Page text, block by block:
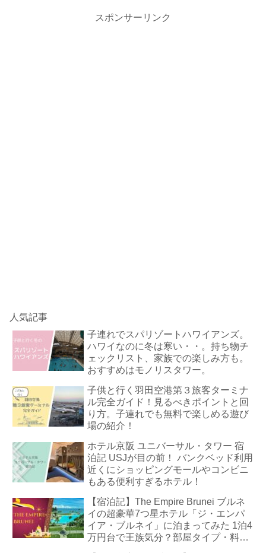
スポンサーリンク
人気記事
子連れでスパリゾートハワイアンズ。
ハワイなのに冬は寒い・・。持ち物チ
ェックリスト、家族での楽しみ方も。
おすすめはモノリスタワー。
子供と行く羽田空港第３旅客ターミナ
ル完全ガイド！見るべきポイントと回
り方。子連れでも無料で楽しめる遊び
場の紹介！
ホテル京阪 ユニバーサル・タワー 宿
泊記 USJが目の前！ バンクベッド利用
近くにショッピングモールやコンビニ
もある便利すぎるホテル！
【宿泊記】The Empire Brunei ブルネ
イの超豪華7つ星ホテル「ジ・エンパ
イア・ブルネイ」に泊まってみた 1泊4
万円台で王族気分？部屋タイプ・料